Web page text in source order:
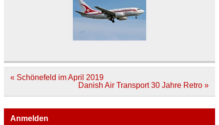
Beitragsnavigation
« Schönefeld im April 2019
Danish Air Transport 30 Jahre Retro »
Anmelden